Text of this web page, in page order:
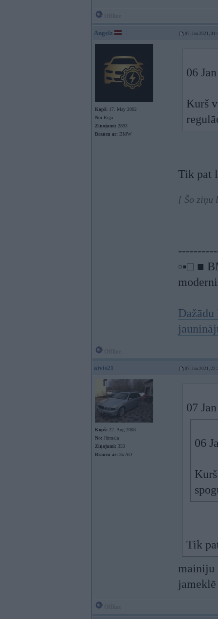
Angelz 07. Jan 2021,
Kopš: 17. May 2002
No: Rīga
Ziņojumi: 2893
Braucu ar: BMW
06
Kurš
Tik pat
[ Šo ziņu
▫▪□ ■
aivis21 07. Jan 2021,
Kopš: 22. Aug 2008
No: Jūrmala
Ziņojumi: 353
Braucu ar: 3x AO
07
06
Tik
mainiju